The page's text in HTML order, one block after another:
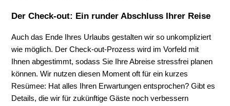
Der Check-out: Ein runder Abschluss Ihrer Reise
Auch das Ende Ihres Urlaubs gestalten wir so unkompliziert
wie möglich. Der Check-out-Prozess wird im Vorfeld mit
Ihnen abgestimmt, sodass Sie Ihre Abreise stressfrei planen
können. Wir nutzen diesen Moment oft für ein kurzes
Resümee: Hat alles Ihren Erwartungen entsprochen? Gibt es
Details, die wir für zukünftige Gäste noch verbessern